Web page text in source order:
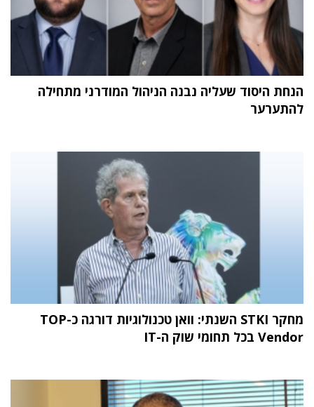
הנחת היסוד שעליה נבנה הניהול המודרני מתחילה
להתערער
מחקר STKI השנתי: וואן טכנולוגיות דורגה כ-TOP
Vendor בכל תחומי שוק ה-IT